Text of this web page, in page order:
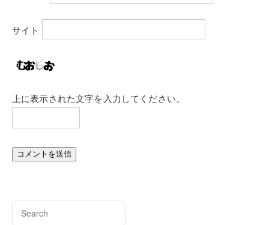
サイト
上に表示された文字を入力してください。